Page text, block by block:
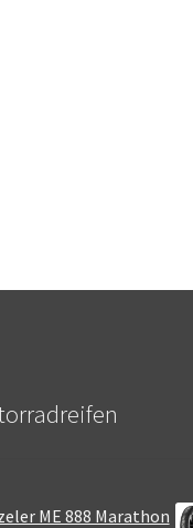
ME 888 Marathon